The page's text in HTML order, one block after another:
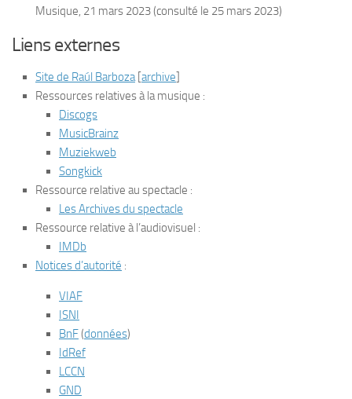
Musique, 21 mars 2023(consulté le 25 mars 2023)
Liens externes
Site de Raúl Barboza[archive]
Ressources relatives à la musique :
Discogs
MusicBrainz
Muziekweb
Songkick
Ressource relative au spectacle :
Les Archives du spectacle
Ressource relative à l’audiovisuel :
IMDb
Notices d’autorité :
VIAF
ISNI
BnF(données)
IdRef
LCCN
GND